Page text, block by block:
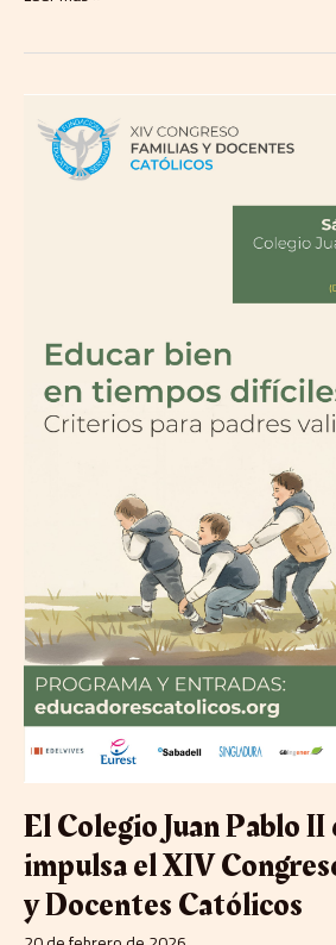
El Colegio Juan Pablo
impulsa el XIV
y Docentes Católicos
El
Colegio
Pablo
Congreso
Familias
Docentes